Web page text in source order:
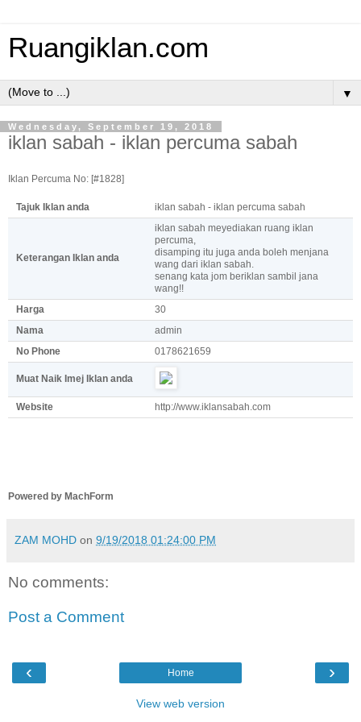
Ruangiklan.com
▼
Wednesday, September 19, 2018
iklan sabah - iklan percuma sabah
Iklan Percuma No: [#1828]
Tajuk Iklan anda iklan sabah - iklan percuma sabah
Keterangan Iklan anda
iklan sabah meyediakan ruang iklan
percuma,
disamping itu juga anda boleh menjana
wang dari iklan sabah.
senang kata jom beriklan sambil jana
wang!!
Harga
30
Nama
admin
No Phone
0178621659
Muat Naik Imej Iklan anda
Website http://www.iklansabah.com
Powered by MachForm
ZAM MOHD on 9/19/2018 01:24:00 PM
No comments:
Post a Comment
‹ ›
Home
View web version